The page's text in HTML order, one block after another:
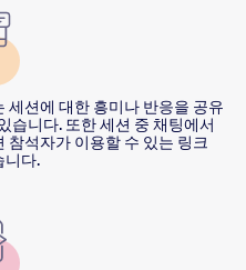
세션에 대한 흥미나 반응을 공유
습니다. 또한 세션 중 채팅에서
참석자가 이용할 수 있는 링크
니다.